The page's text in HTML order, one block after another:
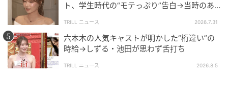
ト、学生時代の“モテっぷり”告白→当時のあ
TRILL ニュース 2026.7.31
六本木の人気キャストが明かした“桁違い”の
時給→しずる・池田が思わず舌打ち
TRILL ニュース 2026.8.5